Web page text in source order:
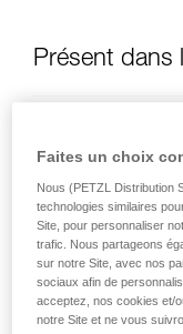
de la
Nous
liées à
que nous
Présent dans
Faites un choix
Nous (PETZL Distribution
technologies similaires
Site, pour personnaliser
trafic. Nous partageons
sur notre Site, avec nos
sociaux afin de
acceptez, nos cookies et/
notre Site et ne vous